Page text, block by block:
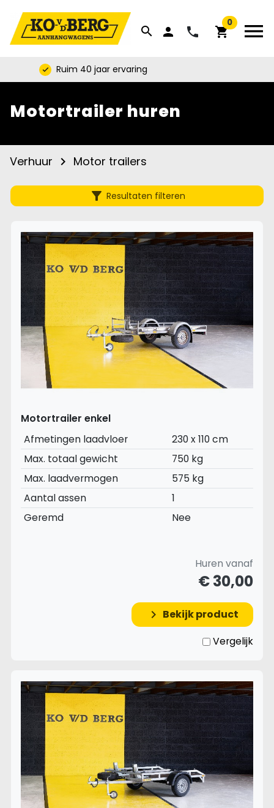
search person phone shopping_cart
0 menu
check Ruim 40 jaar ervaring
Motortrailer huren
Verhuur navigate_next Motor trailers
filter_alt Resultaten filteren
Motortrailer enkel
Afmetingen laadvloer
230 x 110 cm
Max. totaal gewicht
750 kg
Max. laadvermogen
575 kg
Aantal assen
1
Geremd
Nee
Huren vanaf
€ 30,00
keyboard_arrow_right Bekijk product
Vergelijk